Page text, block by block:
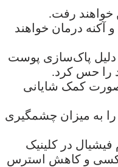
رفت.
آکنه درمان خواهند
پاک‌سازی پوست
را حس کرد.
کمک شایانی
به میزان چشمگیری
در کلینیک
و کاهش استرس